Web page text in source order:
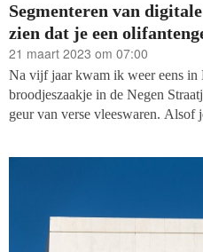
Segmenteren van
zien dat je een
21 maart 2023 om 07:00
Na vijf jaar kwam ik weer eens
broodjeszaakje in de Negen
geur van verse vleeswaren. Alsof